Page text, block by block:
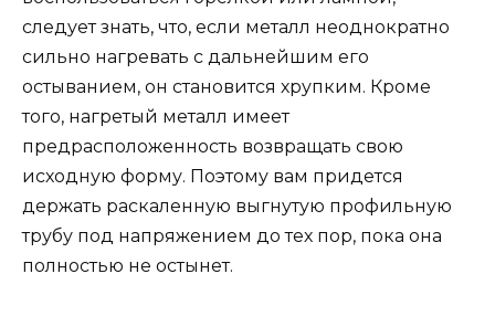
следует знать, что, если металл неоднократно
сильно нагревать с дальнейшим его
остыванием, он становится хрупким. Кроме
того, нагретый металл имеет
предрасположенность возвращать свою
исходную форму. Поэтому вам придется
держать раскаленную выгнутую профильную
трубу под напряжением до тех пор, пока она
полностью не остынет.